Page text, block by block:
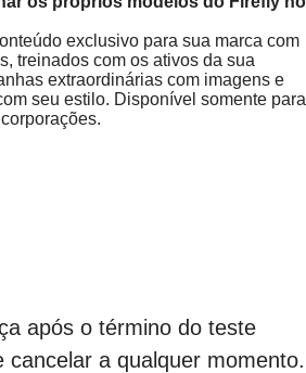
exclusivo para sua marca com
treinados com os ativos da sua
extraordinárias com imagens e
seu estilo. Disponível somente para
após o término do teste
cancelar a qualquer momento.